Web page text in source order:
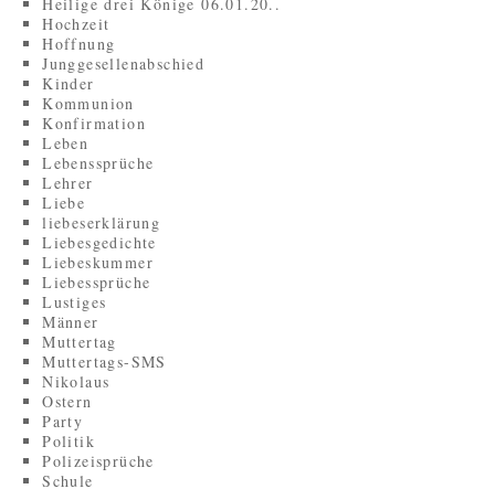
Heilige drei Könige 06.01.20..
Hochzeit
Hoffnung
Junggesellenabschied
Kinder
Kommunion
Konfirmation
Leben
Lebenssprüche
Lehrer
Liebe
liebeserklärung
Liebesgedichte
Liebeskummer
Liebessprüche
Lustiges
Männer
Muttertag
Muttertags-SMS
Nikolaus
Ostern
Party
Politik
Polizeisprüche
Schule